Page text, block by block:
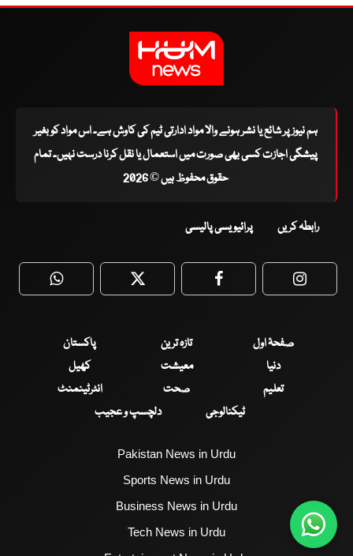
ہم نیوز پر شائع یا نشر ہونے والا مواد ادارتی ٹیم کی کاوش ہے۔ اس مواد کو بغیر
پیشگی اجازت کسی بھی صورت میں استعمال یا نقل کرنا درست نہیں۔ تمام
حقوق محفوظ ہیں © 2026
رابطہ کریں پرائیویسی پالیسی
WhatsApp Twitter Facebook
صفحۂ اول تازہ ترین
پاکستان
دنیا
معیشت
کھیل
تعلیم
صحت
انٹرٹینمنٹ
ٹیکنالوجی
دلچسپ و عجیب
Pakistan News in Urdu
Sports News in Urdu
Business News in Urdu
Tech News in Urdu